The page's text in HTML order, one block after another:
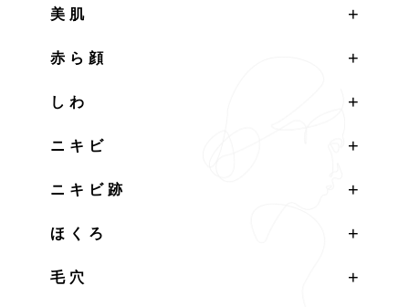
美肌
赤ら顔
しわ
ニキビ
ニキビ跡
ほくろ
毛穴